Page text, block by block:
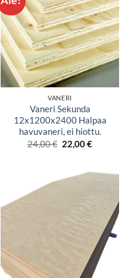
VANERI
Vaneri Sekunda
12x1200x2400 Halpaa
havuvaneri, ei hiottu.
24,00€ Alkuperäinen
hinta
22,00€